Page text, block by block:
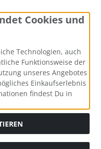
Cookies und
Technologien, auch
Funktionsweise der
unseres Angebotes
Einkaufserlebnis
findest Du in